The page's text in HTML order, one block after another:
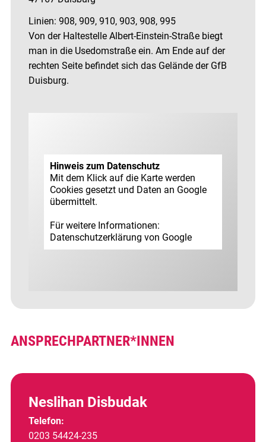
Linien: 908, 909, 910, 903, 908, 995
Von der Haltestelle Albert-Einstein-Straße biegt
man in die Usedomstraße ein. Am Ende auf der
rechten Seite befindet sich das Gelände der GfB
Duisburg.
Hinweis zum Datenschutz
Mit dem Klick auf die Karte werden
Cookies gesetzt und Daten an Google
übermittelt.
Für weitere Informationen:
Datenschutz­erklärung von Google
ANSPRECHPARTNER*INNEN
Neslihan Disbudak
Telefon:
0203 54424-235